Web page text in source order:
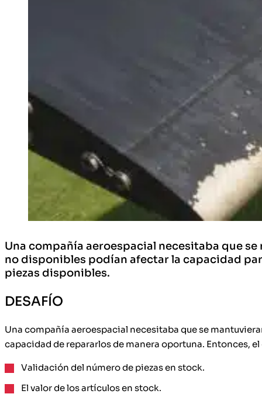
Una compañía aeroespacial necesitaba que
no disponibles podían afectar la capacidad
piezas disponibles.
DESAFÍO
Una compañía aeroespacial necesitaba que se
capacidad de repararlos de manera oportuna. Entonces,
Validación del número de piezas en stock.
El valor de los artículos en stock.